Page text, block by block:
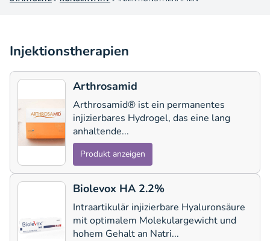
Webshop
Über uns
Kontakt
Injektionstherapien
Arthrosamid
Arthrosamid® ist ein permanentes
injizierbares Hydrogel, das eine lang
anhaltende...
Produkt anzeigen
Biolevox HA 2.2%
Intraartikulär injizierbare Hyaluronsäure
mit optimalem Molekulargewicht und
hohem Gehalt an Natri...